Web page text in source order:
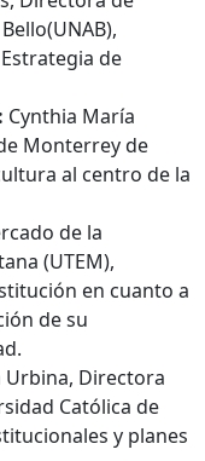
de
Cynthia María
Monterrey de
al centro de la
de la
(UTEM),
en cuanto a
de su
Urbina, Directora
Católica de
y planes